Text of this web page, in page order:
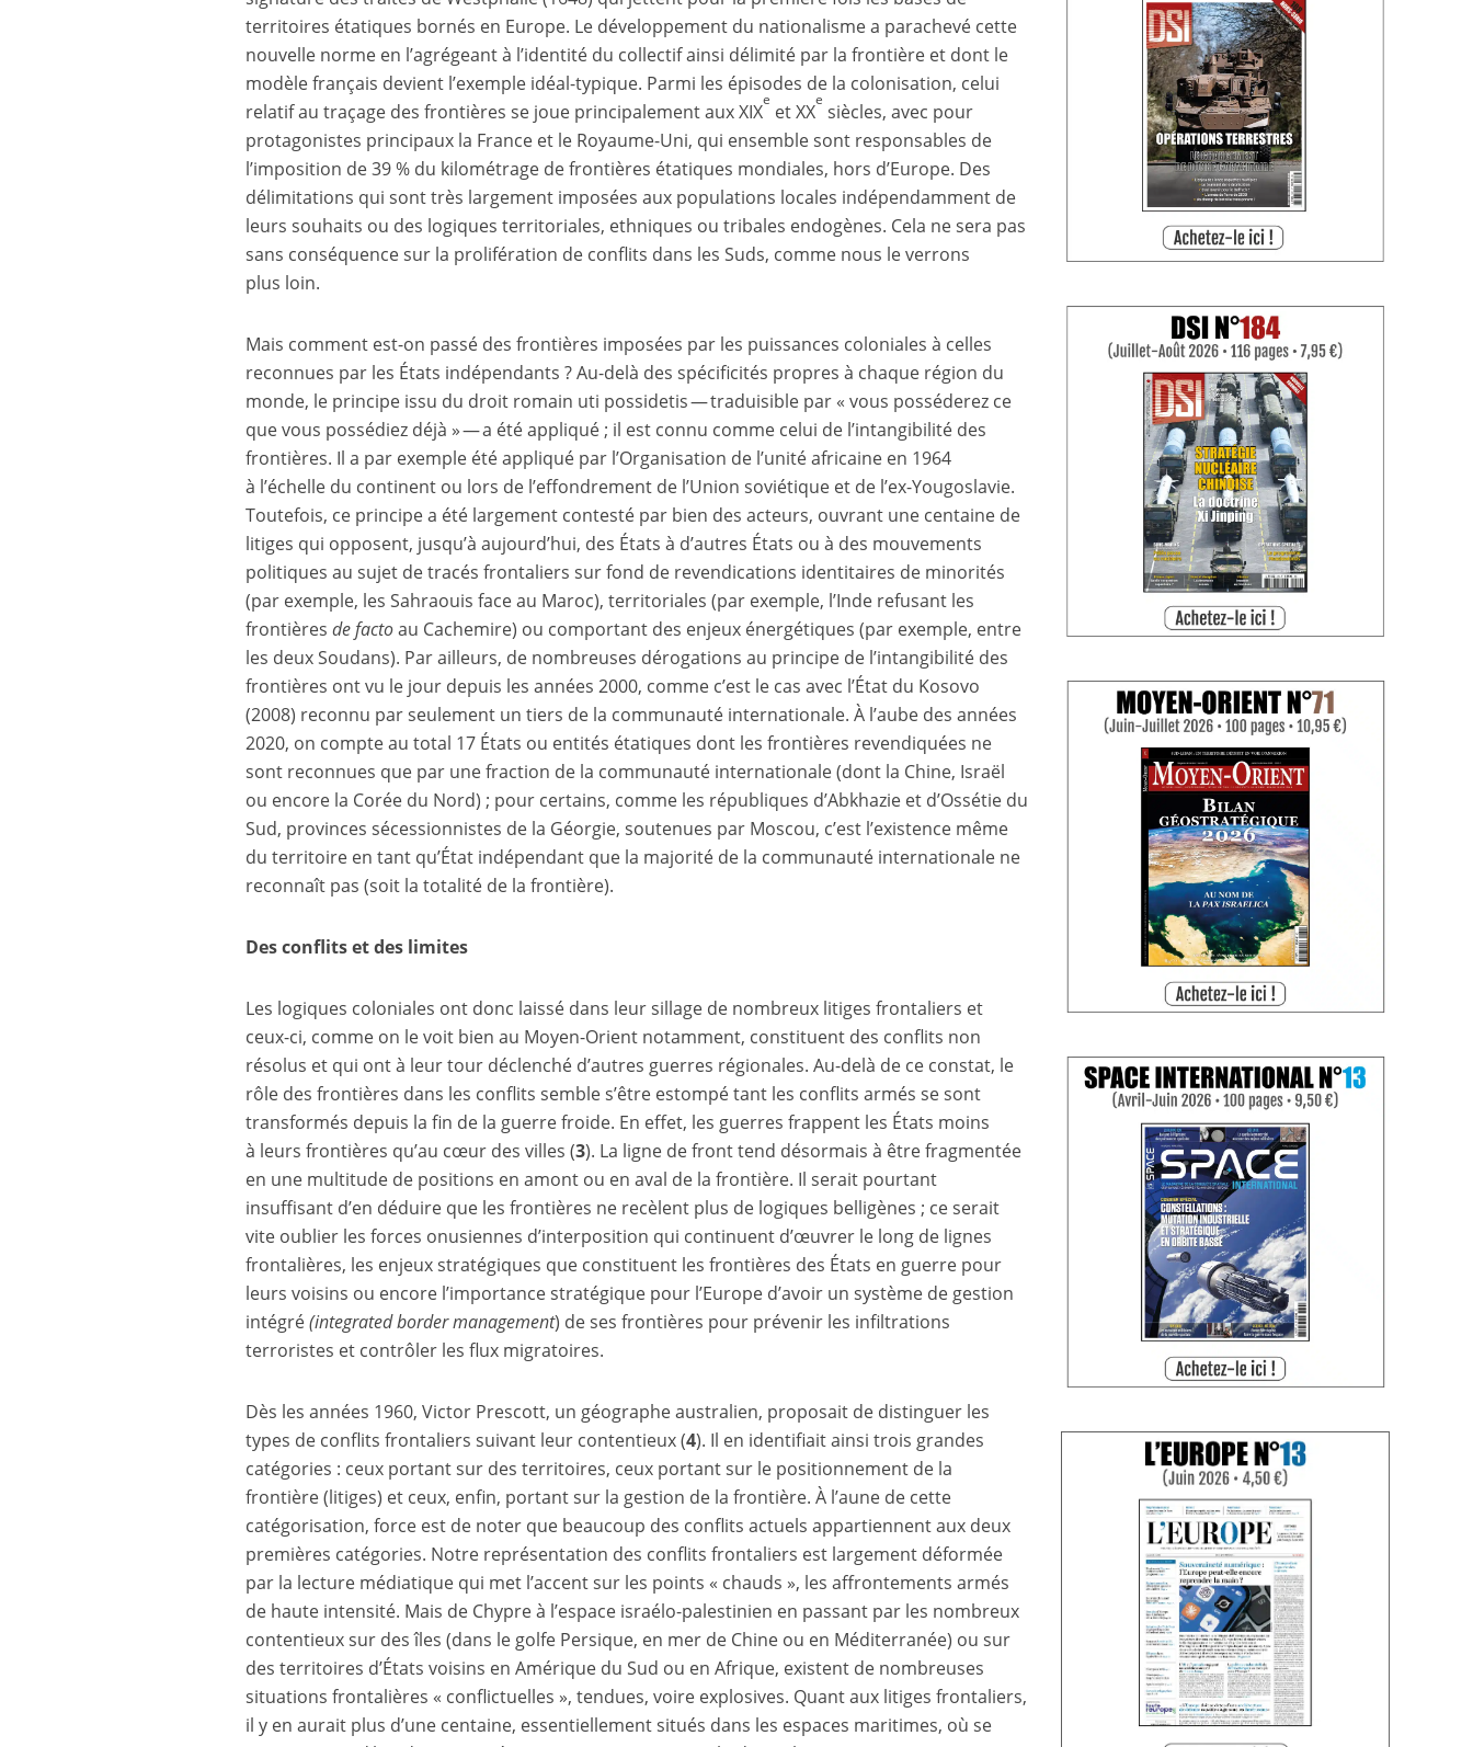
territoires étatiques bornés en Europe. Le développement du nationalisme a parachevé cette
nouvelle norme en l’agrégeant à l’identité du collectif ainsi délimité par la frontière et dont le
modèle français devient l’exemple idéal-typique. Parmi les épisodes de la colonisation, celui
relatif au traçage des frontières se joue principalement aux XIX
e
et XX
e
siècles, avec pour
protagonistes principaux la France et le Royaume-Uni, qui ensemble sont responsables de
l’imposition de 39 % du kilométrage de frontières étatiques mondiales, hors d’Europe. Des
délimitations qui sont très largement imposées aux populations locales indépendamment de
leurs souhaits ou des logiques territoriales, ethniques ou tribales endogènes. Cela ne sera pas
sans conséquence sur la prolifération de conflits dans les Suds, comme nous le verrons
plus loin.
Mais comment est-on passé des frontières imposées par les puissances coloniales à celles
reconnues par les États indépendants ? Au-delà des spécificités propres à chaque région du
monde, le principe issu du droit romain uti possidetis — traduisible par « vous posséderez ce
que vous possédiez déjà » — a été appliqué ; il est connu comme celui de l’intangibilité des
frontières. Il a par exemple été appliqué par l’Organisation de l’unité africaine en 1964
à l’échelle du continent ou lors de l’effondrement de l’Union soviétique et de l’ex-Yougoslavie.
Toutefois, ce principe a été largement contesté par bien des acteurs, ouvrant une centaine de
litiges qui opposent, jusqu’à aujourd’hui, des États à d’autres États ou à des mouvements
politiques au sujet de tracés frontaliers sur fond de revendications identitaires de minorités
(par exemple, les Sahraouis face au Maroc), territoriales (par exemple, l’Inde refusant les
frontièresde factoau Cachemire) ou comportant des enjeux énergétiques (par exemple, entre
les deux Soudans). Par ailleurs, de nombreuses dérogations au principe de l’intangibilité des
frontières ont vu le jour depuis les années 2000, comme c’est le cas avec l’État du Kosovo
(2008) reconnu par seulement un tiers de la communauté internationale. À l’aube des années
2020, on compte au total 17 États ou entités étatiques dont les frontières revendiquées ne
sont reconnues que par une fraction de la communauté internationale (dont la Chine, Israël
ou encore la Corée du Nord) ; pour certains, comme les républiques d’Abkhazie et d’Ossétie du
Sud, provinces sécessionnistes de la Géorgie, soutenues par Moscou, c’est l’existence même
du territoire en tant qu’État indépendant que la majorité de la communauté internationale ne
reconnaît pas (soit la totalité de la frontière).
Des conflits et des limites
Les logiques coloniales ont donc laissé dans leur sillage de nombreux litiges frontaliers et
ceux-ci, comme on le voit bien au Moyen-Orient notamment, constituent des conflits non
résolus et qui ont à leur tour déclenché d’autres guerres régionales. Au-delà de ce constat, le
rôle des frontières dans les conflits semble s’être estompé tant les conflits armés se sont
transformés depuis la fin de la guerre froide. En effet, les guerres frappent les États moins
à leurs frontières qu’au cœur des villes (3). La ligne de front tend désormais à être fragmentée
en une multitude de positions en amont ou en aval de la frontière. Il serait pourtant
insuffisant d’en déduire que les frontières ne recèlent plus de logiques belligènes ; ce serait
vite oublier les forces onusiennes d’interposition qui continuent d’œuvrer le long de lignes
frontalières, les enjeux stratégiques que constituent les frontières des États en guerre pour
leurs voisins ou encore l’importance stratégique pour l’Europe d’avoir un système de gestion
intégré(integrated border management) de ses frontières pour prévenir les infiltrations
terroristes et contrôler les flux migratoires.
Dès les années 1960, Victor Prescott, un géographe australien, proposait de distinguer les
types de conflits frontaliers suivant leur contentieux (4). Il en identifiait ainsi trois grandes
catégories : ceux portant sur des territoires, ceux portant sur le positionnement de la
frontière (litiges) et ceux, enfin, portant sur la gestion de la frontière. À l’aune de cette
catégorisation, force est de noter que beaucoup des conflits actuels appartiennent aux deux
premières catégories. Notre représentation des conflits frontaliers est largement déformée
par la lecture médiatique qui met l’accent sur les points « chauds », les affrontements armés
de haute intensité. Mais de Chypre à l’espace israélo-palestinien en passant par les nombreux
contentieux sur des îles (dans le golfe Persique, en mer de Chine ou en Méditerranée) ou sur
des territoires d’États voisins en Amérique du Sud ou en Afrique, existent de nombreuses
situations frontalières « conflictuelles », tendues, voire explosives. Quant aux litiges frontaliers,
il y en aurait plus d’une centaine, essentiellement situés dans les espaces maritimes, où se